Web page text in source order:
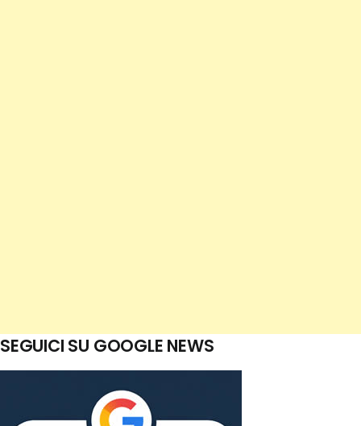
SEGUICI SU GOOGLE NEWS